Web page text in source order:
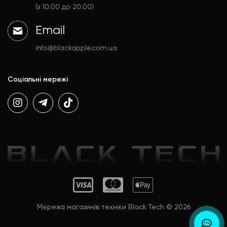
Аксесуари
Політика конфіденційності
(з 10:00 до 20:00)
Email
info@blackapple.com.ua
Соціальні мережі
Мережа магазинів техніки Black Tech © 2026